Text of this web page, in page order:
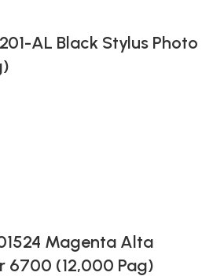
AL Black Stylus Photo
Magenta Alta
6700 (12,000 Pag)